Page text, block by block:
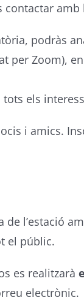
podràs
per Zoom),
els
i amics.
de l’estació
el públic.
es realitzarà
electrònic.